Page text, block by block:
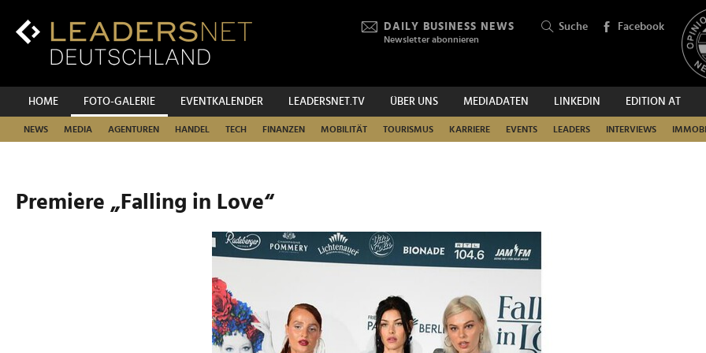
Inhalt
Hauptnavigation
DAILY BUSINESS NEWS
Newsletter abonnieren
Suche Facebook
HOME FOTO-GALERIE EVENTKALENDER LEADERSNET.TV ÜBER UNS MEDIADATEN LINKEDIN EDITION AT
NEWS MEDIA AGENTUREN HANDEL TECH FINANZEN MOBILITÄT TOURISMUS KARRIERE EVENTS LEADERS INTERVIEWS
SUCHEN
Premiere „Falling in Love“